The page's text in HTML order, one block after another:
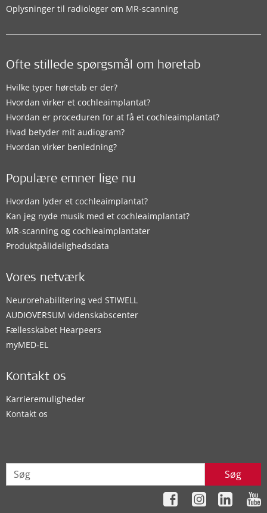
Oplysninger til radiologer om MR-scanning
Ofte stillede spørgsmål om høretab
Hvilke typer høretab er der?
Hvordan virker et cochleaimplantat?
Hvordan er proceduren for at få et cochleaimplantat?
Hvad betyder mit audiogram?
Hvordan virker benledning?
Populære emner lige nu
Hvordan lyder et cochleaimplantat?
Kan jeg nyde musik med et cochleaimplantat?
MR-scanning og cochleaimplantater
Produktpålidelighedsdata
Vores netværk
Neurorehabilitering ved STIWELL
AUDIOVERSUM videnskabscenter
Fællesskabet Hearpeers
myMED‑EL
Kontakt os
Karrieremuligheder
Kontakt os
Søg